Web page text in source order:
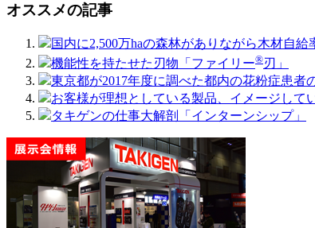
オススメの記事
国内に2,500万haの森林がありながら木材自給
機能性を持たせた刃物「ファイリー®刃」
東京都が2017年度に調べた都内の花粉症患者
お客様が理想としている製品、イメージして
タキゲンの仕事大解剖「インターンシップ」